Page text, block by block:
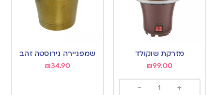
מזרקת שוקולד
₪99.00
+
-
שמפניירה נירוסטה זהב
₪34.90